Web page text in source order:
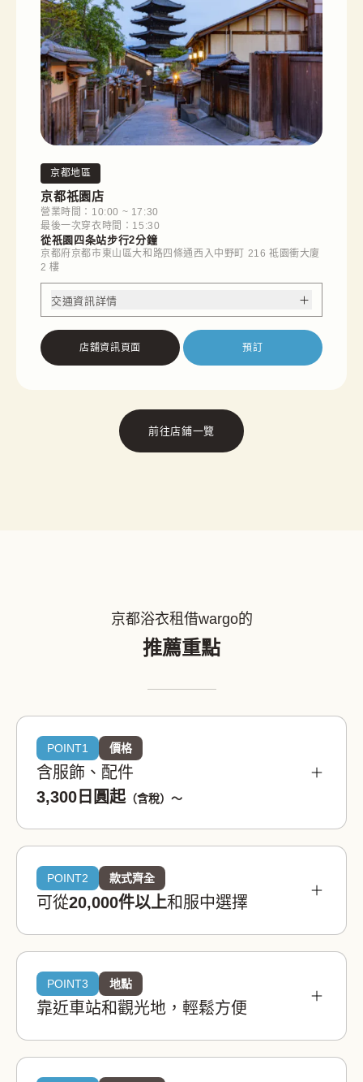
京都地區
京都祇園店
營業時間：10:00 ~ 17:30
最後一次穿衣時間：15:30
從祇園四条站步行2分鐘
京都府京都市東山區大和路四條通西入中野町 216 祗園衝大廈
2 樓
交通資訊詳情
店舖資訊頁面 預訂
前往店鋪一覽
京都浴衣租借wargo的
推薦重點
POINT1 價格
含服飾、配件
3,300日圓起（含稅）〜
惠的價格。您可以以實惠的價格，在日本觀光時候
POINT2 款式齊全
可從20,000件以上和服中選擇
POINT3 地點
靠近車站和觀光地，輕鬆方便